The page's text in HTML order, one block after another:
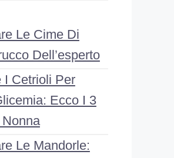
Le Cime Di
Dell’esperto
I Cetrioli Per
Ecco I 3
Le Mandorle: